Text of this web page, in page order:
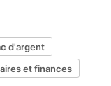
d'argent
et finances